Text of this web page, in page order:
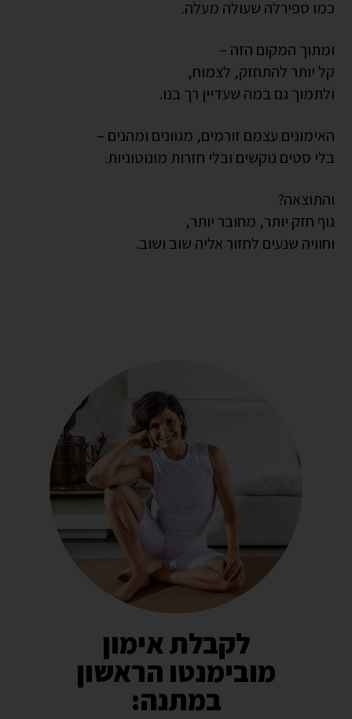
כמו ספירלה שעולה מעלה.
ומתוך המקום הזה –
קל יותר להתחזק, לצמוח,
ולתמוך גם במה שעדיין רך בנו.
האימונים עצמם זורמים, מגוונים ומהנים –
בלי סטים נוקשים ובלי חזרות מונוטוניות.
והתוצאה?
גוף חזק יותר, מחובר יותר,
וחוויה שנעים לחזור אליה שוב ושוב.
לקבלת אימון
מובימנטו הראשון
במתנה: